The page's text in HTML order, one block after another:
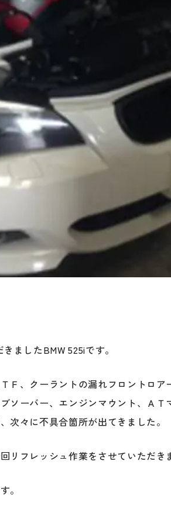
ましたBMW 525iです。
Ｆ、クーラントの漏れフロントロ
ソーバー、エンジンマウント、Ａ
次々に不具合箇所が出てきました。
リフレッシュ作業をさせていただき
。